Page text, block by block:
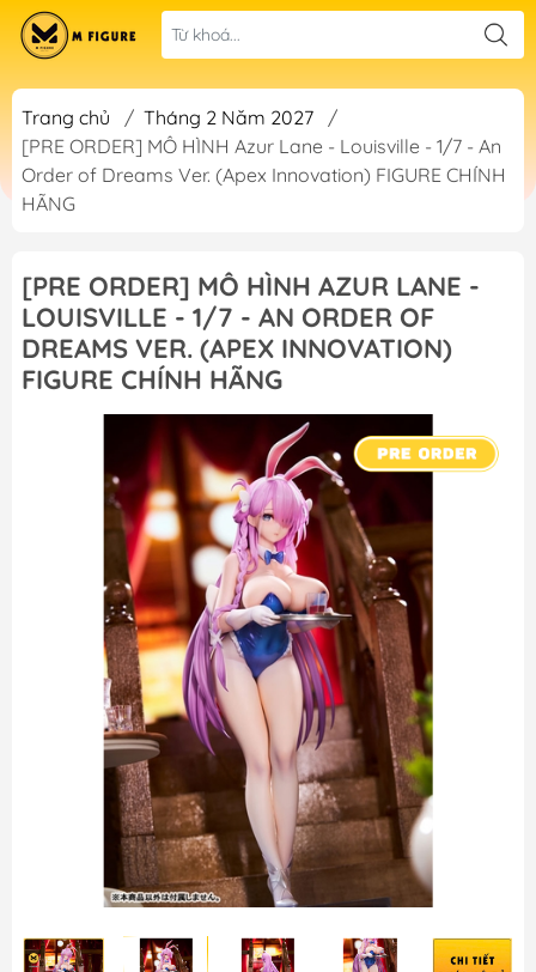
Trang chủ / Tháng 2 Năm 2027
/
[PRE ORDER] MÔ HÌNH Azur Lane - Louisville - 1/7 - An
Order of Dreams Ver. (Apex Innovation) FIGURE CHÍNH
HÃNG
[PRE ORDER] MÔ HÌNH AZUR LANE -
LOUISVILLE - 1/7 - AN ORDER OF
DREAMS VER. (APEX INNOVATION)
FIGURE CHÍNH HÃNG